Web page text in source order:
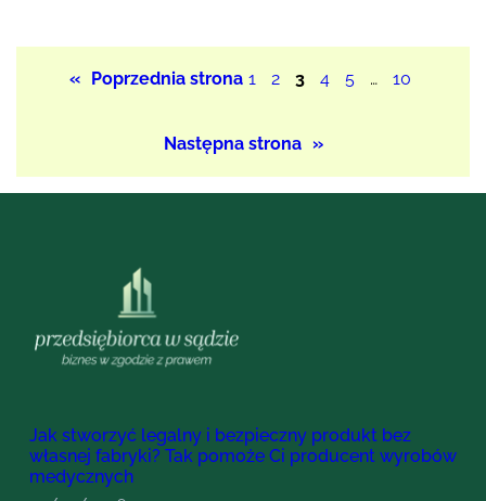
« Poprzednia strona 1 2 3 4 5 … 10
Następna strona »
Jak stworzyć legalny i bezpieczny produkt bez
własnej fabryki? Tak pomoże Ci producent wyrobów
medycznych